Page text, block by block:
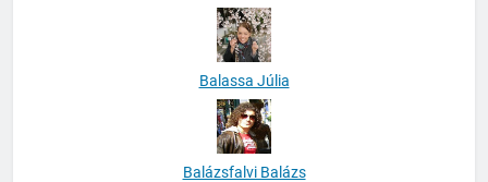
Balassa Júlia
Balázsfalvi Balázs